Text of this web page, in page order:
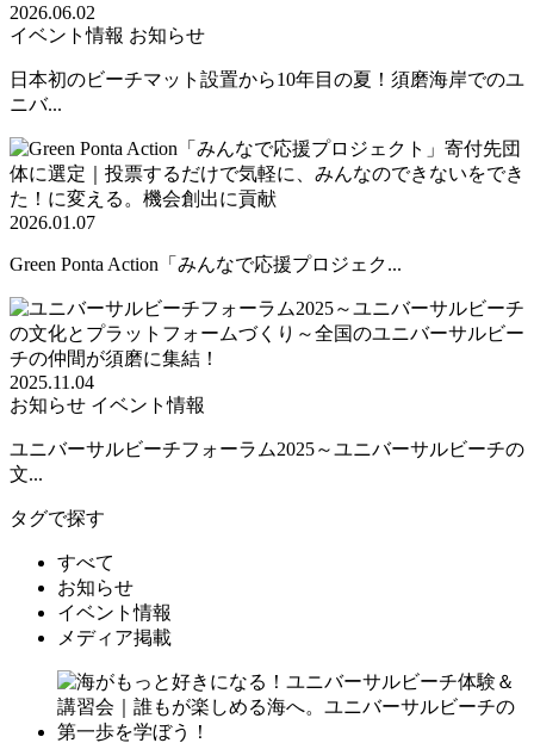
2026.06.02
イベント情報 お知らせ
日本初のビーチマット設置から10年目の夏！須磨海岸でのユ
ニバ...
2026.01.07
Green Ponta Action「みんなで応援プロジェク...
2025.11.04
お知らせ イベント情報
ユニバーサルビーチフォーラム2025～ユニバーサルビーチの
文...
タグで探す
すべて
お知らせ
イベント情報
メディア掲載